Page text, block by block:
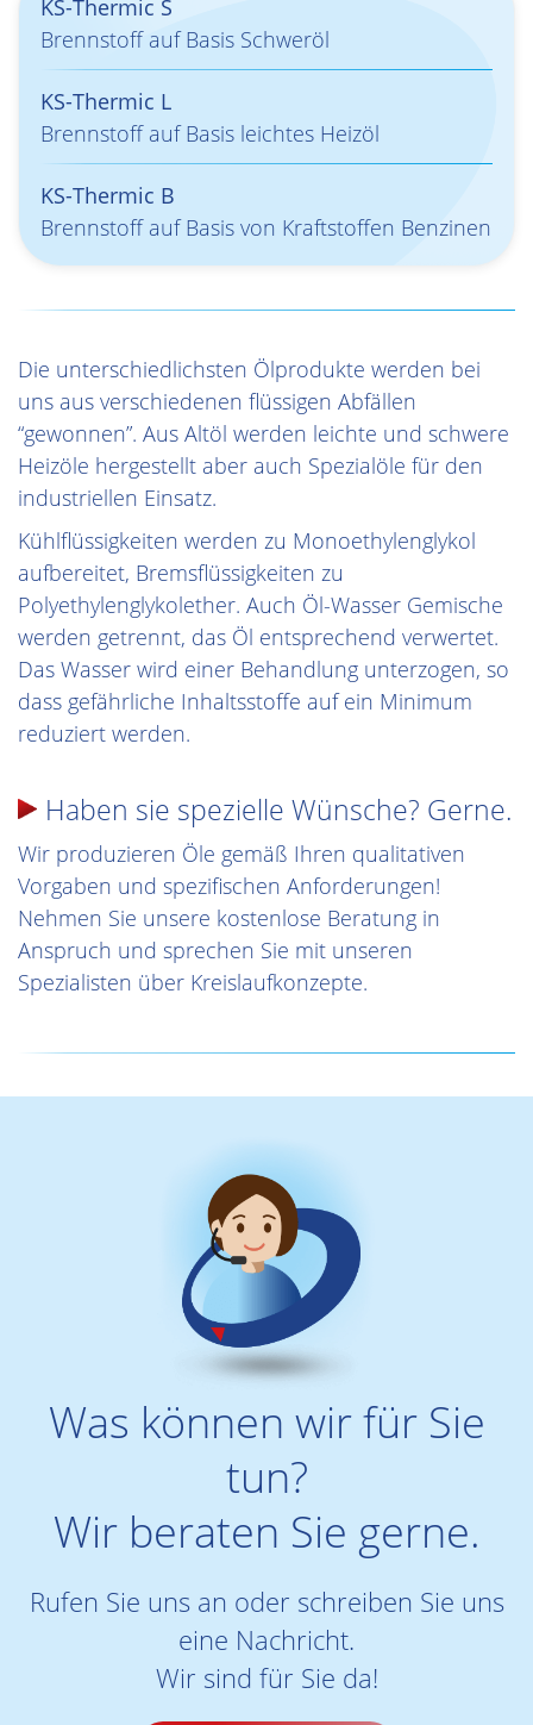
KS-Thermic S
Brennstoff auf Basis Schweröl
KS-Thermic L
Brennstoff auf Basis leichtes Heizöl
KS-Thermic B
Brennstoff auf Basis von Kraftstoffen Benzinen
Die unterschiedlichsten Ölprodukte werden bei
uns aus verschiedenen flüssigen Abfällen
“gewonnen”. Aus Altöl werden leichte und schwere
Heizöle hergestellt aber auch Spezialöle für den
industriellen Einsatz.
Kühlflüssigkeiten werden zu Monoethylenglykol
aufbereitet, Bremsflüssigkeiten zu
Polyethylenglykolether. Auch Öl-Wasser Gemische
werden getrennt, das Öl entsprechend verwertet.
Das Wasser wird einer Behandlung unterzogen, so
dass gefährliche Inhaltsstoffe auf ein Minimum
reduziert werden.
Haben sie spezielle Wünsche? Gerne.
Wir produzieren Öle gemäß Ihren qualitativen
Vorgaben und spezifischen Anforderungen!
Nehmen Sie unsere kostenlose Beratung in
Anspruch und sprechen Sie mit unseren
Spezialisten über Kreislaufkonzepte.
Was können wir für Sie
tun?
Wir beraten Sie gerne.
Rufen Sie uns an oder schreiben Sie uns
eine Nachricht.
Wir sind für Sie da!